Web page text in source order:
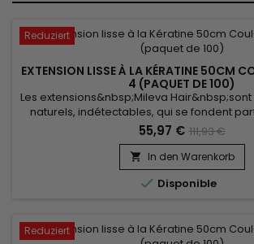
Reduziert
EXTENSION LISSE À LA KÉRATINE 50CM
4 (PAQUET DE 100)
Les extensions&nbsp;Mileva
naturels, indétectables, qui se fondent
votre chevelure, en augmentant son
longueur.&nbsp; Très soyeux, très doux, ils
hair.&nbsp; Le cheveu est très léger,
très naturel.
55,97 € 111,93 €
 In den Warenkorb
 Disponible
Reduziert